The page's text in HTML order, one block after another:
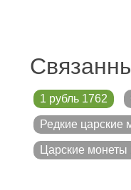
1 рубль 1762
Редкие царские
Царские монеты